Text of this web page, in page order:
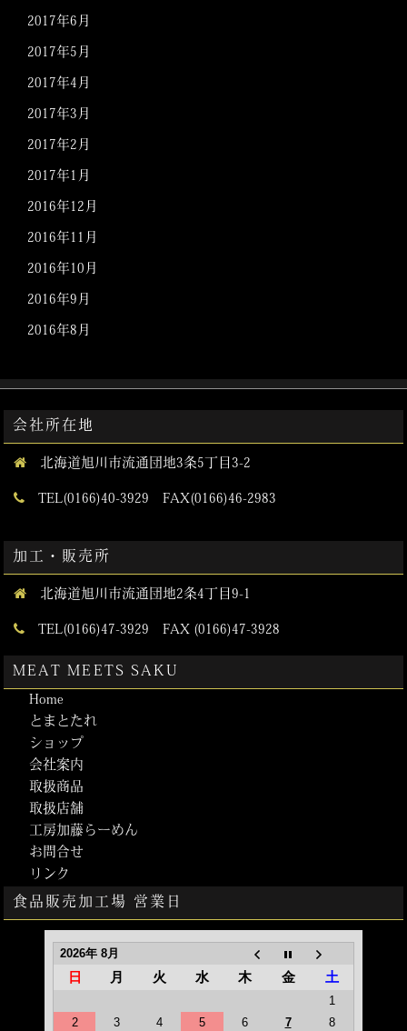
2017年6月
2017年5月
2017年4月
2017年3月
2017年2月
2017年1月
2016年12月
2016年11月
2016年10月
2016年9月
2016年8月
会社所在地
北海道旭川市流通団地3条5丁目3-2
TEL(0166)40-3929 FAX(0166)46-2983
加工・販売所
北海道旭川市流通団地2条4丁目9-1
TEL(0166)47-3929 FAX (0166)47-3928
MEAT MEETS SAKU
Home
とまとたれ
ショップ
会社案内
取扱商品
取扱店舗
工房加藤らーめん
お問合せ
リンク
食品販売加工場 営業日
2026年 8月
日 月 火 水 木 金 土
1
2
3 4 5 6 7 8